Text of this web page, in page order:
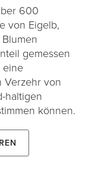
600
von Eigelb,
gemessen
eine
Verzehr von
haltigen
können.